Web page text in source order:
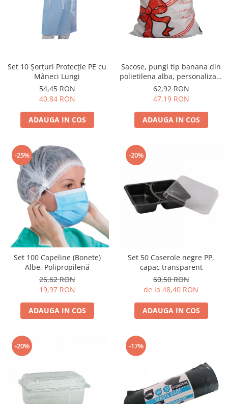
Set 10 Șorțuri Protecție PE cu
Mâneci Lungi
54,45 RON
40,84 RON
ADAUGA IN COS
Sacose, pungi tip banana din
polietilena alba, personalizate
VA MULTUMIM. 50 buc/set
62,92 RON
47,19 RON
ADAUGA IN COS
-25%
Set 100 Capeline (Bonete)
Albe, Polipropilenă
26,62 RON
19,97 RON
ADAUGA IN COS
-20%
Set 50 Caserole negre PP,
capac transparent
60,50 RON
de la 48,40 RON
ADAUGA IN COS
-20% -17%